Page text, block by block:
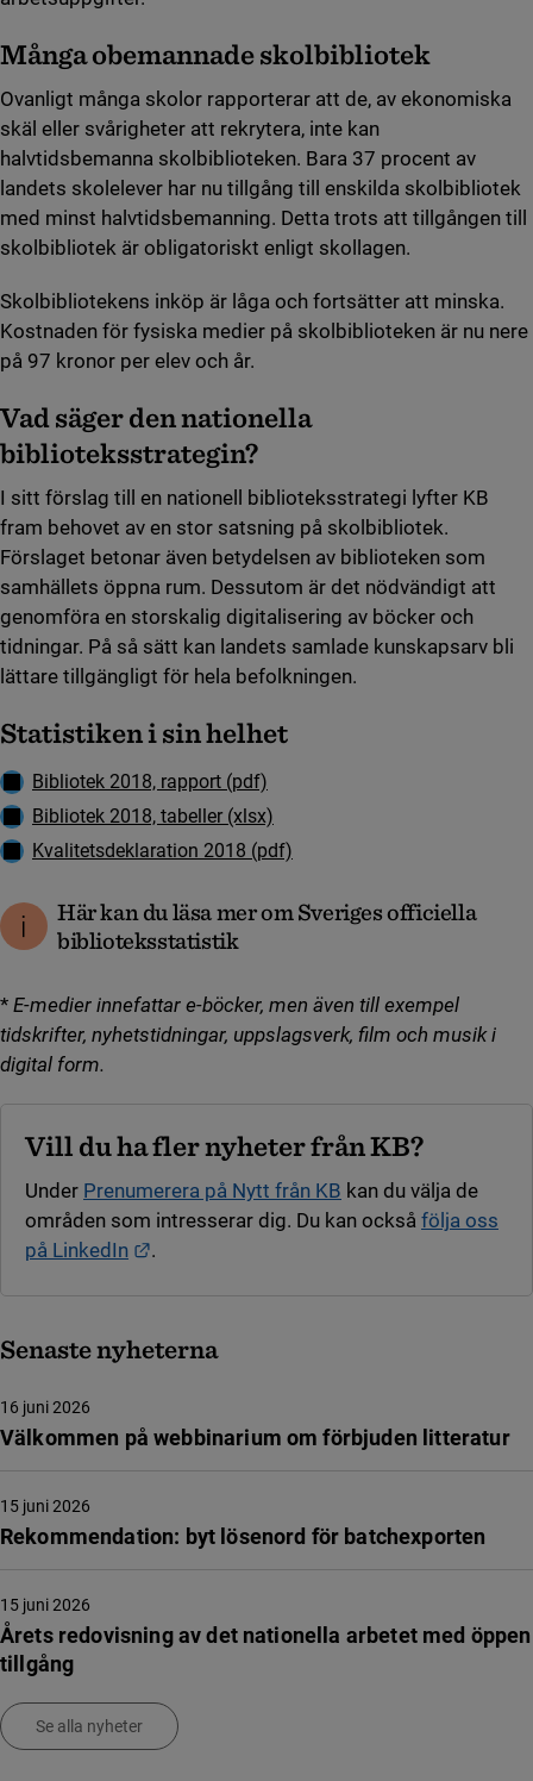
Många obemannade skolbibliotek
Ovanligt många skolor rapporterar att de, av ekonomiska
skäl eller svårigheter att rekrytera, inte kan
halvtidsbemanna skolbiblioteken. Bara 37 procent av
landets skolelever har nu tillgång till enskilda skolbibliotek
med minst halvtidsbemanning. Detta trots att tillgången till
skolbibliotek är obligatoriskt enligt skollagen.
Skolbibliotekens inköp är låga och fortsätter att minska.
Kostnaden för fysiska medier på skolbiblioteken är nu nere
på 97 kronor per elev och år.
Vad säger den nationella
biblioteksstrategin?
I sitt förslag till en nationell biblioteksstrategi lyfter KB
fram behovet av en stor satsning på skolbibliotek.
Förslaget betonar även betydelsen av biblioteken som
samhällets öppna rum. Dessutom är det nödvändigt att
genomföra en storskalig digitalisering av böcker och
tidningar. På så sätt kan landets samlade kunskapsarv bli
lättare tillgängligt för hela befolkningen.
Statistiken i sin helhet
Ladda ner
Bibliotek 2018, rapport (pdf)
Ladda ner
Bibliotek 2018, tabeller (xlsx)
Ladda ner
Kvalitetsdeklaration 2018 (pdf)
Här kan du läsa mer om Sveriges officiella
biblioteksstatistik
* E-medier innefattar e-böcker, men även till exempel
tidskrifter, nyhetstidningar, uppslagsverk, film och musik i
digital form.
Vill du ha fler nyheter från KB?
Under Prenumerera på Nytt från KB kan du välja de
områden som intresserar dig. Du kan också följa oss
på LinkedIn
.
Senaste nyheterna
Välkommen på webbinarium om förbjuden litteratur
16 juni 2026
Rekommendation: byt lösenord för batchexporten
15 juni 2026
Årets redovisning av det nationella arbetet med öppen
tillgång
15 juni 2026
Se alla nyheter